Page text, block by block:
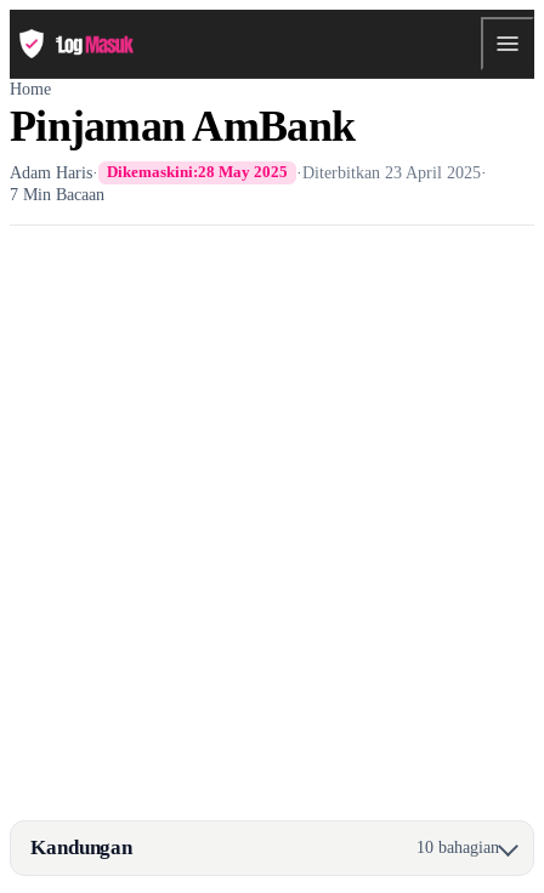
Home
Pinjaman AmBank
Adam Haris· Dikemaskini:28 May 2025 ·Diterbitkan 23 April 2025·
7 Min Bacaan
Kandungan 10 bahagian